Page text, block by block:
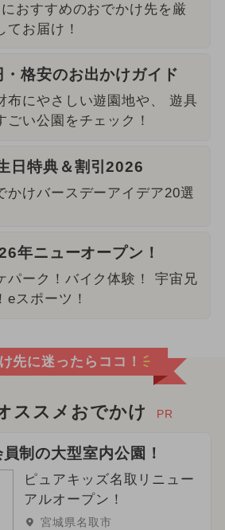
おすすめのおでかけ先を厳
てお届け！
・格安のお出かけガイド
布にやさしい遊園地や、 遊具
ごい公園をチェック！
日特典＆割引2026
かけバースデーアイデア20選
年ニューオープン！
パーク！バイク体験！ 宇宙兄
eスポーツ！
先に迷ったらココ！
ススメおでかけ PR
制の大型室内公園！
ピュアキッズ名取リニュー
アルオープン！
宮城県名取市